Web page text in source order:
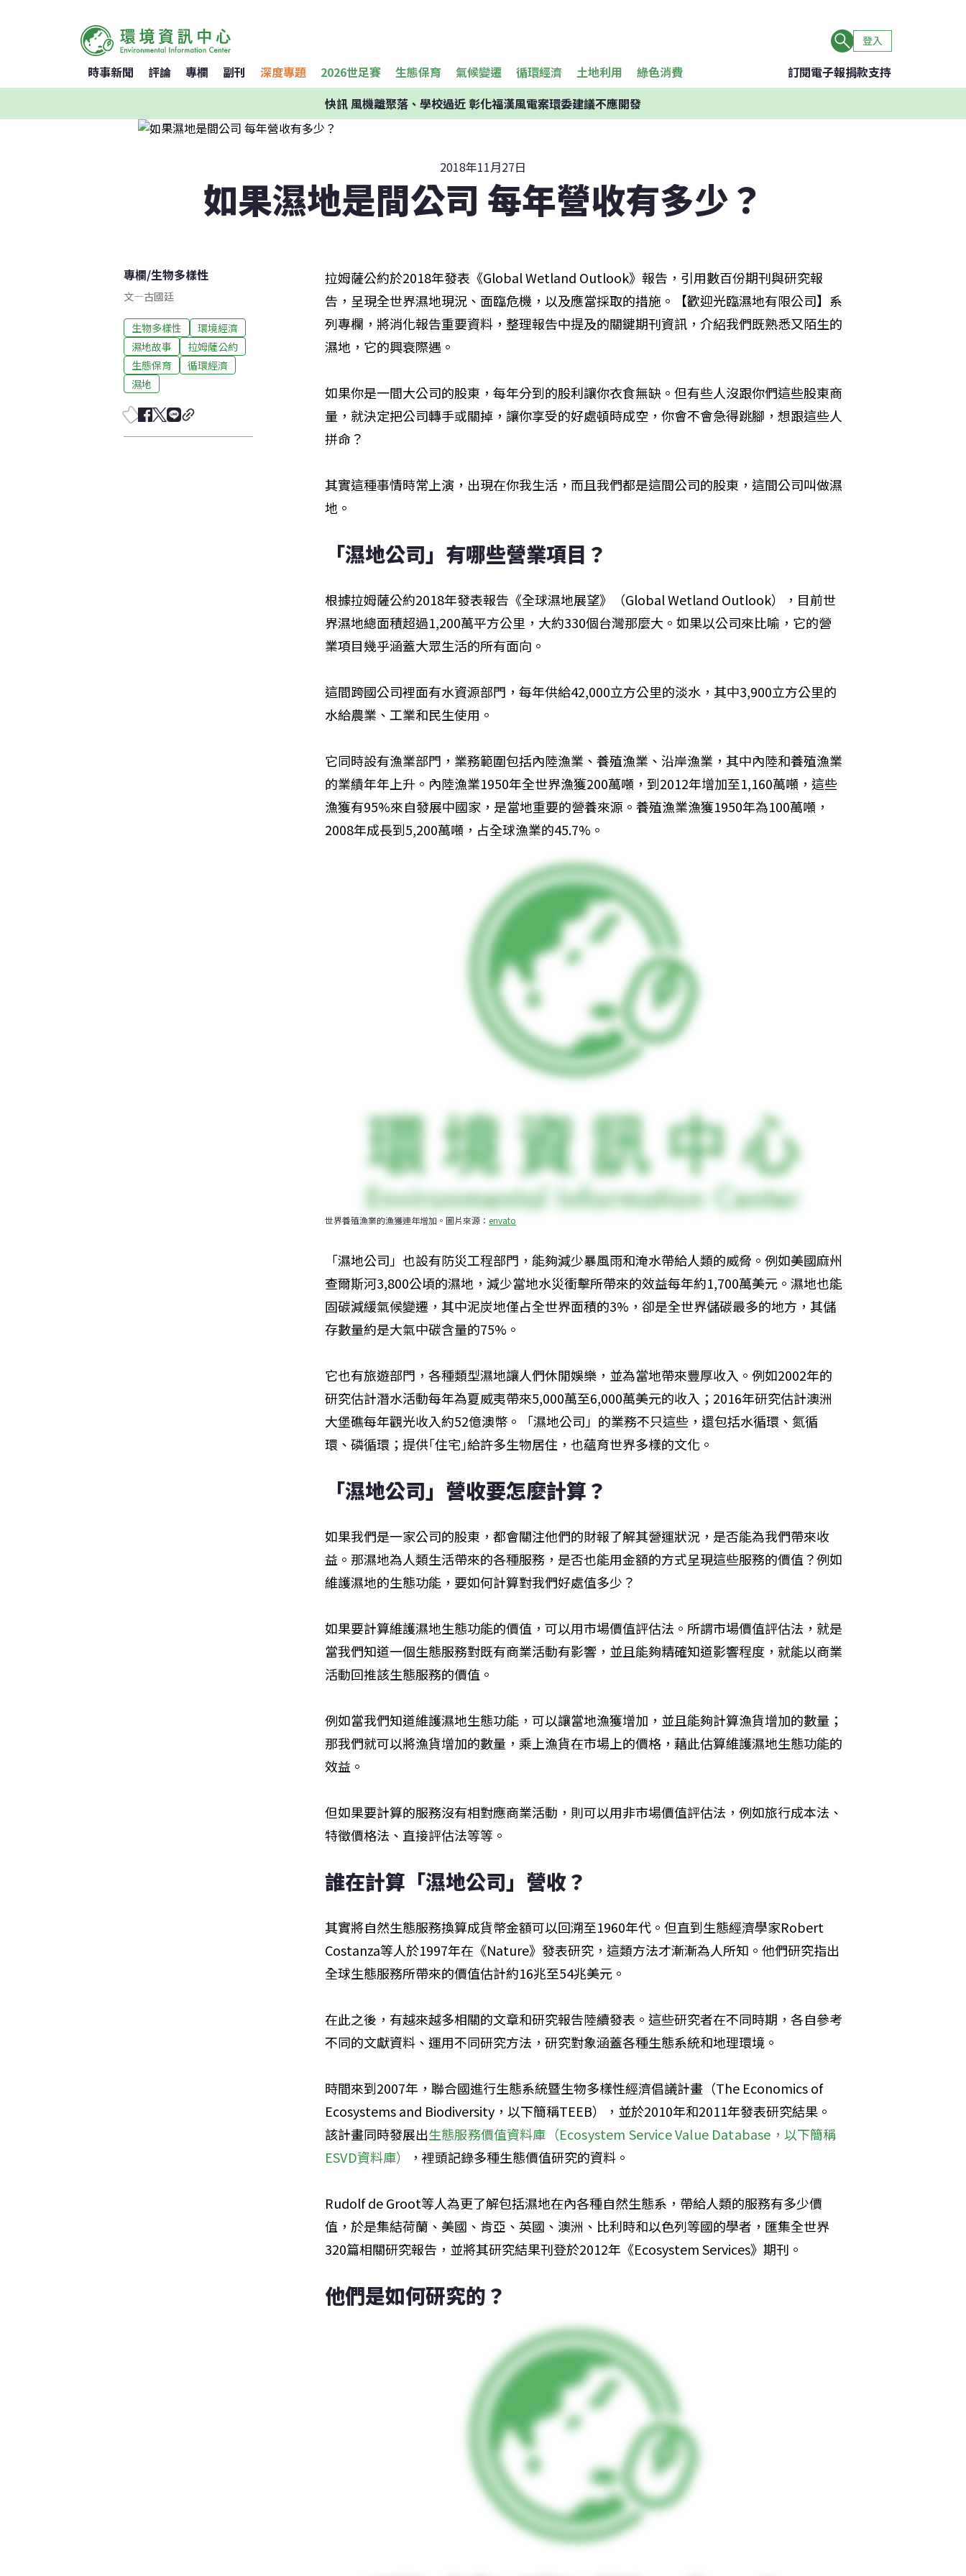
登入
時事新聞 評論 專欄 副刊 深度專題 2026世足賽 生態保育 氣候變遷 循環經濟 土地利用 綠色消費 訂閱電子報捐款支持
快訊風機離聚落、學校過近 彰化福漢風電案環委建議不應開發
2018年11月27日
如果濕地是間公司 每年營收有多少？
專欄/生物多樣性
文—古國廷
生物多樣性
環境經濟
濕地故事
拉姆薩公約
生態保育
循環經濟
濕地
拉姆薩公約於2018年發表《Global Wetland Outlook》報告，引用數百份期刊與研究報
告，呈現全世界濕地現況、面臨危機，以及應當採取的措施。【歡迎光臨濕地有限公司】系
列專欄，將消化報告重要資料，整理報告中提及的關鍵期刊資訊，介紹我們既熟悉又陌生的
濕地，它的興衰際遇。
如果你是一間大公司的股東，每年分到的股利讓你衣食無缺。但有些人沒跟你們這些股東商
量，就決定把公司轉手或關掉，讓你享受的好處頓時成空，你會不會急得跳腳，想跟這些人
拼命？
其實這種事情時常上演，出現在你我生活，而且我們都是這間公司的股東，這間公司叫做濕
地。
「濕地公司」有哪些營業項目？
根據拉姆薩公約2018年發表報告《全球濕地展望》（Global Wetland Outlook），目前世
界濕地總面積超過1,200萬平方公里，大約330個台灣那麼大。如果以公司來比喻，它的營
業項目幾乎涵蓋大眾生活的所有面向。
這間跨國公司裡面有水資源部門，每年供給42,000立方公里的淡水，其中3,900立方公里的
水給農業、工業和民生使用。
它同時設有漁業部門，業務範圍包括內陸漁業、養殖漁業、沿岸漁業，其中內陸和養殖漁業
的業績年年上升。內陸漁業1950年全世界漁獲200萬噸，到2012年增加至1,160萬噸，這些
漁獲有95%來自發展中國家，是當地重要的營養來源。養殖漁業漁獲1950年為100萬噸，
2008年成長到5,200萬噸，占全球漁業的45.7%。
世界養殖漁業的漁獲連年增加。圖片來源： envato
「濕地公司」也設有防災工程部門，能夠減少暴風雨和淹水帶給人類的威脅。例如美國麻州
查爾斯河3,800公頃的濕地，減少當地水災衝擊所帶來的效益每年約1,700萬美元。濕地也能
固碳減緩氣候變遷，其中泥炭地僅占全世界面積的3%，卻是全世界儲碳最多的地方，其儲
存數量約是大氣中碳含量的75%。
它也有旅遊部門，各種類型濕地讓人們休閒娛樂，並為當地帶來豐厚收入。例如2002年的
研究估計潛水活動每年為夏威夷帶來5,000萬至6,000萬美元的收入；2016年研究估計澳洲
大堡礁每年觀光收入約52億澳幣。「濕地公司」的業務不只這些，還包括水循環、氮循
環、磷循環；提供｢住宅｣給許多生物居住，也蘊育世界多樣的文化。
「濕地公司」營收要怎麼計算？
如果我們是一家公司的股東，都會關注他們的財報了解其營運狀況，是否能為我們帶來收
益。那濕地為人類生活帶來的各種服務，是否也能用金額的方式呈現這些服務的價值？例如
維護濕地的生態功能，要如何計算對我們好處值多少？
如果要計算維護濕地生態功能的價值，可以用市場價值評估法。所謂市場價值評估法，就是
當我們知道一個生態服務對既有商業活動有影響，並且能夠精確知道影響程度，就能以商業
活動回推該生態服務的價值。
例如當我們知道維護濕地生態功能，可以讓當地漁獲增加，並且能夠計算漁貨增加的數量；
那我們就可以將漁貨增加的數量，乘上漁貨在市場上的價格，藉此估算維護濕地生態功能的
效益。
但如果要計算的服務沒有相對應商業活動，則可以用非市場價值評估法，例如旅行成本法、
特徵價格法、直接評估法等等。
誰在計算「濕地公司」營收？
其實將自然生態服務換算成貨幣金額可以回溯至1960年代。但直到生態經濟學家Robert
Costanza等人於1997年在《Nature》發表研究，這類方法才漸漸為人所知。他們研究指出
全球生態服務所帶來的價值估計約16兆至54兆美元。
在此之後，有越來越多相關的文章和研究報告陸續發表。這些研究者在不同時期，各自參考
不同的文獻資料、運用不同研究方法，研究對象涵蓋各種生態系統和地理環境。
時間來到2007年，聯合國進行生態系統暨生物多樣性經濟倡議計畫（The Economics of
Ecosystems and Biodiversity，以下簡稱TEEB），並於2010年和2011年發表研究結果。
該計畫同時發展出生態服務價值資料庫（Ecosystem Service Value Database，以下簡稱
ESVD資料庫）
，裡頭記錄多種生態價值研究的資料。
Rudolf de Groot等人為更了解包括濕地在內各種自然生態系，帶給人類的服務有多少價
值，於是集結荷蘭、美國、肯亞、英國、澳洲、比利時和以色列等國的學者，匯集全世界
320篇相關研究報告，並將其研究結果刊登於2012年《Ecosystem Services》期刊。
他們是如何研究的？